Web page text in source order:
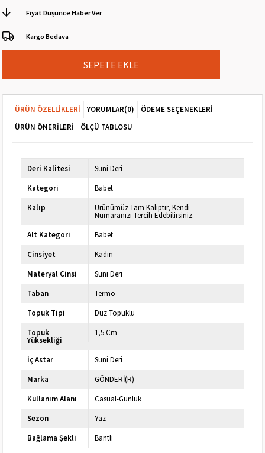
Fiyat Düşünce Haber Ver
Kargo Bedava
ÜRÜN ÖZELLIKLERI YORUMLAR(0)
ÖDEME SEÇENEKLERI
ÜRÜN ÖNERILERI
ÖLÇÜ TABLOSU
Deri Kalitesi
Suni Deri
Kategori
Babet
Kalıp
Ürünümüz Tam Kalıptır, Kendi
Numaranızı Tercih Edebilirsiniz.
Alt Kategori
Babet
Cinsiyet
Kadın
Materyal Cinsi
Suni Deri
Taban
Termo
Topuk Tipi
Düz Topuklu
Topuk
Yüksekliği
1,5 Cm
İç Astar
Suni Deri
Marka
GÖNDERİ(R)
Kullanım Alanı
Casual-Günlük
Sezon
Yaz
Bağlama Şekli
Bantlı